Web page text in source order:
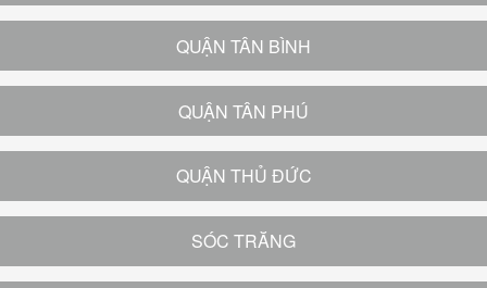
QUẬN TÂN BÌNH
QUẬN TÂN PHÚ
QUẬN THỦ ĐỨC
SÓC TRĂNG